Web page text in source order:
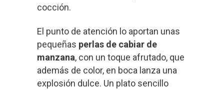
cocción.
El punto de atención lo aportan unas
pequeñas perlas de cabiar de
manzana, con un toque afrutado, que
además de color, en boca lanza una
explosión dulce. Un plato sencillo